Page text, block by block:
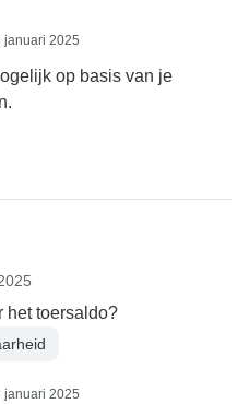
januari 2025
op basis van je
het toersaldo?
januari 2025